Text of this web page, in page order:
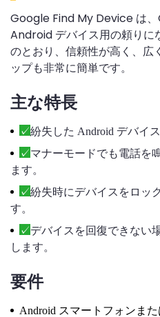
Google Find My Device は
Android デバイス用の頼りに
のとおり、信頼性が高く、広
ップも非常に簡単です。
主な特長
紛失した Android デバイ
マナーモードでも電話を
ます。
紛失時にデバイスをロッ
す。
デバイスを回復できない
します。
要件
Android スマートフォンま